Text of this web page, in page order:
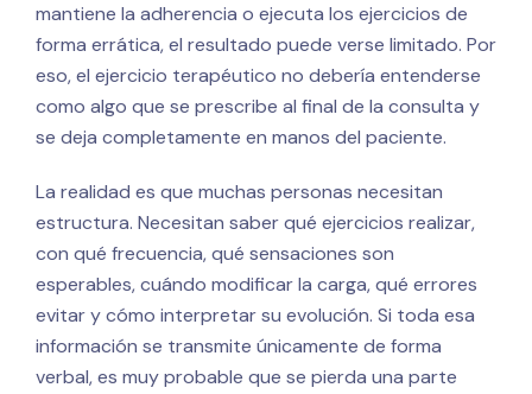
mantiene la adherencia o ejecuta los ejercicios de
forma errática, el resultado puede verse limitado. Por
eso, el ejercicio terapéutico no debería entenderse
como algo que se prescribe al final de la consulta y
se deja completamente en manos del paciente.
La realidad es que muchas personas necesitan
estructura. Necesitan saber qué ejercicios realizar,
con qué frecuencia, qué sensaciones son
esperables, cuándo modificar la carga, qué errores
evitar y cómo interpretar su evolución. Si toda esa
información se transmite únicamente de forma
verbal, es muy probable que se pierda una parte